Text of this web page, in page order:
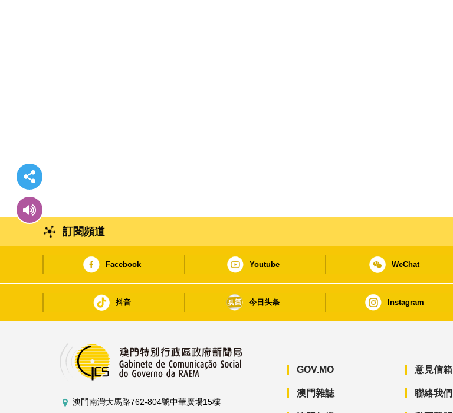
訂閱頻道
Facebook Youtube WeChat
抖音 今日头条 Instagram
澳門南灣大馬路762-804號中華廣場15樓
GOV.MO
澳門雜誌
意見信箱
聯絡我們